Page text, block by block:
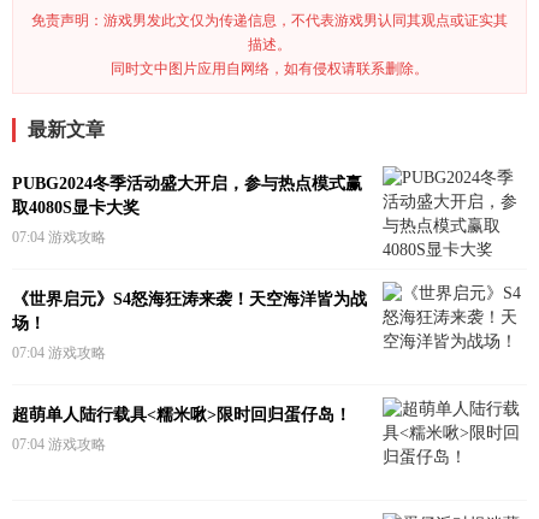
免责声明：游戏男发此文仅为传递信息，不代表游戏男认同其观点或证实其
描述。
同时文中图片应用自网络，如有侵权请联系删除。
最新文章
PUBG2024冬季活动盛大开启，参与热点模式赢
取4080S显卡大奖
07:04 游戏攻略
《世界启元》S4怒海狂涛来袭！天空海洋皆为战
场！
07:04 游戏攻略
超萌单人陆行载具<糯米啾>限时回归蛋仔岛！
07:04 游戏攻略